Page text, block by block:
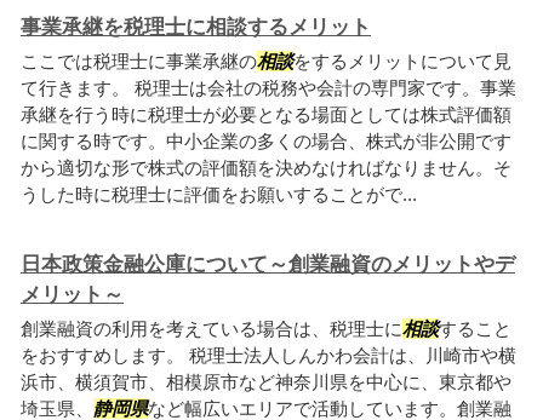
事業承継を税理士に相談するメリット
ここでは税理士に事業承継の相談をするメリットについて見
て行きます。 税理士は会社の税務や会計の専門家です。事業
承継を行う時に税理士が必要となる場面としては株式評価額
に関する時です。中小企業の多くの場合、株式が非公開です
から適切な形で株式の評価額を決めなければなりません。そ
うした時に税理士に評価をお願いすることがで...
日本政策金融公庫について～創業融資のメリットやデ
メリット～
創業融資の利用を考えている場合は、税理士に相談すること
をおすすめします。 税理士法人しんかわ会計は、川崎市や横
浜市、横須賀市、相模原市など神奈川県を中心に、東京都や
埼玉県、 静岡県など幅広いエリアで活動しています。創業融